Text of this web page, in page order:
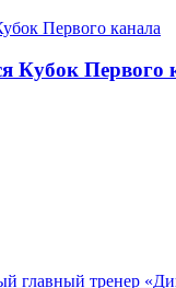
Кубок Первого